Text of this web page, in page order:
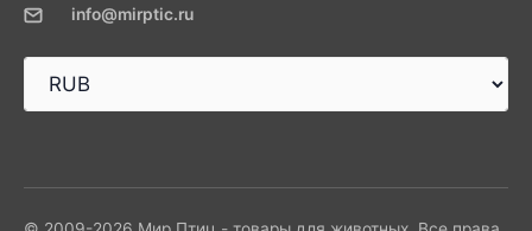
info@mirptic.ru